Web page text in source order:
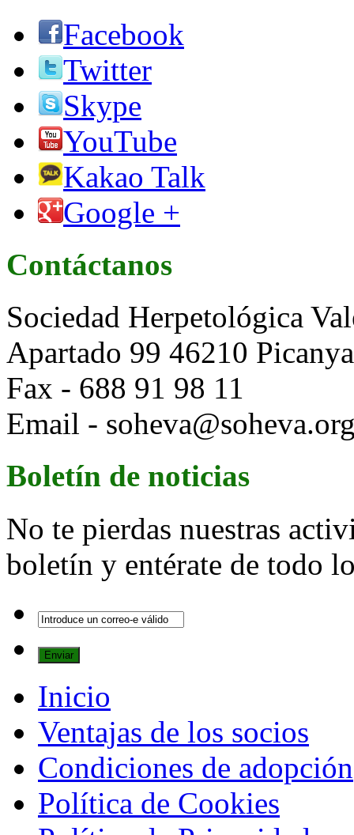
Facebook
Twitter
Skype
YouTube
Kakao Talk
Google +
Contáctanos
Sociedad Herpetológica
Apartado 99 46210
Fax - 688 91 98 11
Email -
Boletín de noticias
No te pierdas nuestras
boletín y entérate de todo
Inicio
Ventajas de los socios
Condiciones de adopción
Política de Cookies